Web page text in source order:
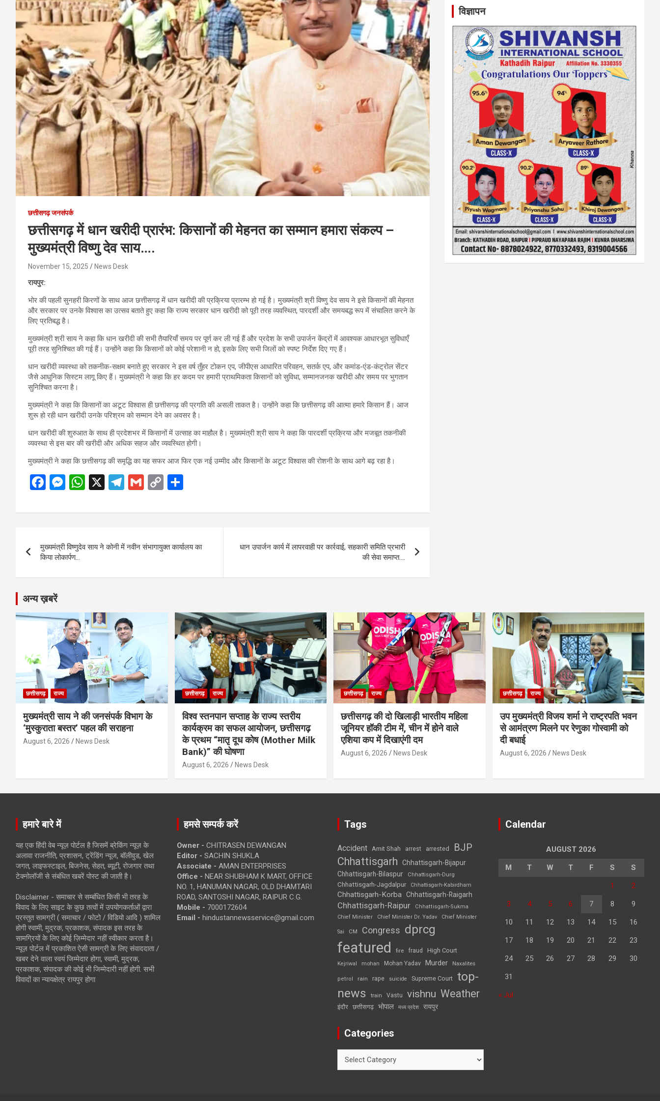
छत्तीसगढ़ जनसंपर्क
छत्तीसगढ़ में धान खरीदी प्रारंभ: किसानों की मेहनत का सम्मान हमारा संकल्प –
मुख्यमंत्री विष्णु देव साय….
November 15, 2025 News Desk
रायपुर:
भोर की पहली सुनहरी किरणों के साथ आज छत्तीसगढ़ में धान खरीदी की प्रक्रिया प्रारम्भ हो गई है। मुख्यमंत्री श्री विष्णु देव साय ने इसे किसानों की मेहनत
और सरकार पर उनके विश्वास का उत्सव बताते हुए कहा कि राज्य सरकार धान खरीदी को पूरी तरह व्यवस्थित, पारदर्शी और समयबद्ध रूप में संचालित करने के
लिए प्रतिबद्ध है।
मुख्यमंत्री श्री साय ने कहा कि धान खरीदी की सभी तैयारियाँ समय पर पूर्ण कर ली गई हैं और प्रदेश के सभी उपार्जन केंद्रों में आवश्यक आधारभूत सुविधाएँ
पूरी तरह सुनिश्चित की गई हैं। उन्होंने कहा कि किसानों को कोई परेशानी न हो, इसके लिए सभी जिलों को स्पष्ट निर्देश दिए गए हैं।
धान खरीदी व्यवस्था को तकनीक-सक्षम बनाते हुए सरकार ने इस वर्ष तुँहर टोकन एप, जीपीएस आधारित परिवहन, सतर्क एप, और कमांड-एंड-कंट्रोल सेंटर
जैसे आधुनिक सिस्टम लागू किए हैं। मुख्यमंत्री ने कहा कि हर कदम पर हमारी प्राथमिकता किसानों को सुविधा, सम्मानजनक खरीदी और समय पर भुगतान
सुनिश्चित करना है।
मुख्यमंत्री ने कहा कि किसानों का अटूट विश्वास ही छत्तीसगढ़ की प्रगति की असली ताकत है। उन्होंने कहा कि छत्तीसगढ़ की आत्मा हमारे किसान हैं। आज
शुरू हो रही धान खरीदी उनके परिश्रम को सम्मान देने का अवसर है।
धान खरीदी की शुरुआत के साथ ही प्रदेशभर में किसानों में उत्साह का माहौल है। मुख्यमंत्री श्री साय ने कहा कि पारदर्शी प्रक्रिया और मजबूत तकनीकी
व्यवस्था से इस बार की खरीदी और अधिक सहज और व्यवस्थित होगी।
मुख्यमंत्री ने कहा कि छत्तीसगढ़ की समृद्धि का यह सफर आज फिर एक नई उम्मीद और किसानों के अटूट विश्वास की रोशनी के साथ आगे बढ़ रहा है।
F
ce
o
o
k
M
se
g
er
W
at
A
p
X
T
e
a
G
ail
C
py
n
ar
navigation
मुख्यमंत्री विष्णुदेव साय ने कोनी में नवीन संभागायुक्त कार्यालय का
किया लोकार्पण…
धान उपार्जन कार्य में लापरवाही पर कार्रवाई, सहकारी समिति प्रभारी
की सेवा समाप्त….
विज्ञापन
अन्य ख़बरें
छत्तीसगढ़ राज्य
मुख्यमंत्री साय ने की जनसंपर्क विभाग के
‘मुस्कुराता बस्तर’ पहल की सराहना
August 6, 2026 News Desk
छत्तीसगढ़ राज्य
विश्व स्तनपान सप्ताह के राज्य स्तरीय
कार्यक्रम का सफल आयोजन, छत्तीसगढ़
के प्रथम “मातृ दूध कोष (Mother Milk
Bank)” की घोषणा
August 6, 2026 News Desk
छत्तीसगढ़ राज्य
छत्तीसगढ़ की दो खिलाड़ी भारतीय महिला
जूनियर हॉकी टीम में, चीन में होने वाले
एशिया कप में दिखाएंगी दम
August 6, 2026 News Desk
छत्तीसगढ़ राज्य
उप मुख्यमंत्री विजय शर्मा ने राष्ट्रपति भवन
से आमंत्रण मिलने पर रेणुका गोस्वामी को
दी बधाई
August 6, 2026 News Desk
हमारे बारे में
यह एक हिंदी वेब न्यूज़ पोर्टल है जिसमें ब्रेकिंग न्यूज़ के
अलावा राजनीति, प्रशासन, ट्रेंडिंग न्यूज, बॉलीवुड, खेल
जगत, लाइफस्टाइल, बिजनेस, सेहत, ब्यूटी, रोजगार तथा
टेक्नोलॉजी से संबंधित खबरें पोस्ट की जाती है।
Disclaimer - समाचार से सम्बंधित किसी भी तरह के
विवाद के लिए साइट के कुछ तत्वों में उपयोगकर्ताओं द्वारा
प्रस्तुत सामग्री ( समाचार / फोटो / विडियो आदि ) शामिल
होगी स्वामी, मुद्रक, प्रकाशक, संपादक इस तरह के
सामग्रियों के लिए कोई ज़िम्मेदार नहीं स्वीकार करता है।
न्यूज़ पोर्टल में प्रकाशित ऐसी सामग्री के लिए संवाददाता /
खबर देने वाला स्वयं जिम्मेदार होगा, स्वामी, मुद्रक,
प्रकाशक, संपादक की कोई भी जिम्मेदारी नहीं होगी. सभी
विवादों का न्यायक्षेत्र रायपुर होगा
हमसे सम्पर्क करें
Owner - CHITRASEN DEWANGAN
Editor - SACHIN SHUKLA
Associate - AMAN ENTERPRISES
Office - NEAR SHUBHAM K MART, OFFICE
NO. 1, HANUMAN NAGAR, OLD DHAMTARI
ROAD, SANTOSHI NAGAR, RAIPUR C.G.
Mobile - 7000172604
Email - hindustannewsservice@gmail.com
Tags
Accident Amit Shah arrest arrested BJP
Chhattisgarh
Chhattisgarh-Bijapur
Chhattisgarh-Bilaspur
Chhattisgarh-Durg
Chhattisgarh-Jagdalpur Chhattisgarh-Kabirdham
Chhattisgarh-Korba Chhattisgarh-Raigarh
Chhattisgarh-Raipur
Chhattisgarh-Sukma
Chief Minister
Chief Minister Dr. Yadav Chief Minister
Sai CM Congress dprcg
featured fire fraud High Court
Kejriwal mohan Mohan Yadav Murder Naxalites
petrol rain rape suicide Supreme Court top-
news
train Vastu vishnu Weather
इंदौर छत्तीसगढ़ भोपाल मध्य प्रदेश रायपुर
Categories
Calendar
AUGUST 2026
M T W T F S S
1 2
3 4 5 6 7 8 9
10 11 12 13 14 15 16
17 18 19 20 21 22 23
24 25 26 27 28 29 30
31
« Jul